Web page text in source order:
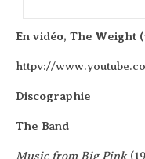
En vidéo, The Weight
httpv://
Dis­co­gra­phie
The Band
Music from Big Pink